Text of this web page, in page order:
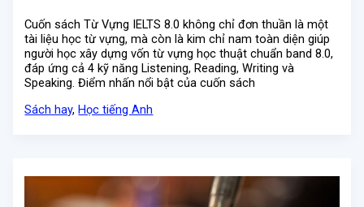
Cuốn sách Từ Vựng IELTS 8.0 không chỉ đơn thuần là một
tài liệu học từ vựng, mà còn là kim chỉ nam toàn diện giúp
người học xây dựng vốn từ vựng học thuật chuẩn band 8.0,
đáp ứng cả 4 kỹ năng Listening, Reading, Writing và
Speaking. Điểm nhấn nổi bật của cuốn sách
Sách hay,Học tiếng Anh